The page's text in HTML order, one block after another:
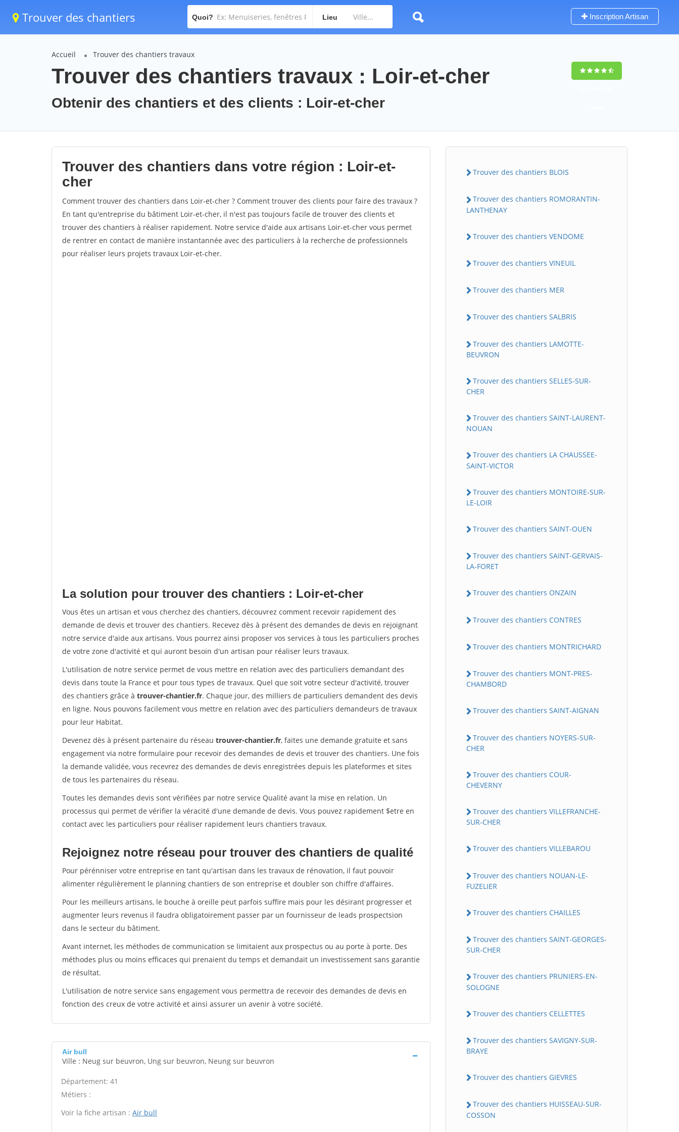
Trouver des chantiers Quoi? Lieu Inscription Artisan
Accueil Trouver des chantiers travaux
Trouver des chantiers travaux : Loir-et-cher
Obtenir des chantiers et des clients : Loir-et-cher
Trouver des chantiers dans votre région : Loir-et-
cher
Comment trouver des chantiers dans Loir-et-cher ? Comment trouver des clients pour faire des travaux ?
En tant qu'entreprise du bâtiment Loir-et-cher, il n'est pas toujours facile de trouver des clients et
trouver des chantiers à réaliser rapidement. Notre service d'aide aux artisans Loir-et-cher vous permet
de rentrer en contact de manière instantannée avec des particuliers à la recherche de professionnels
pour réaliser leurs projets travaux Loir-et-cher.
La solution pour trouver des chantiers : Loir-et-cher
Vous êtes un artisan et vous cherchez des chantiers, découvrez comment recevoir rapidement des
demande de devis et trouver des chantiers. Recevez dès à présent des demandes de devis en rejoignant
notre service d'aide aux artisans. Vous pourrez ainsi proposer vos services à tous les particuliers proches
de votre zone d'activité et qui auront besoin d'un artisan pour réaliser leurs travaux.
L'utilisation de notre service permet de vous mettre en relation avec des particuliers demandant des
devis dans toute la France et pour tous types de travaux. Quel que soit votre secteur d'activité, trouver
des chantiers grâce à trouver-chantier.fr. Chaque jour, des milliers de particuliers demandent des devis
en ligne. Nous pouvons facilement vous mettre en relation avec des particuliers demandeurs de travaux
pour leur Habitat.
Devenez dès à présent partenaire du réseau trouver-chantier.fr, faites une demande gratuite et sans
engagement via notre formulaire pour recevoir des demandes de devis et trouver des chantiers. Une fois
la demande validée, vous recevrez des demandes de devis enregistrées depuis les plateformes et sites
de tous les partenaires du réseau.
Toutes les demandes devis sont vérifiées par notre service Qualité avant la mise en relation. Un
processus qui permet de vérifier la véracité d'une demande de devis. Vous pouvez rapidement $etre en
contact avec les particuliers pour réaliser rapidement leurs chantiers travaux.
Rejoignez notre réseau pour trouver des chantiers de qualité
Pour pérénniser votre entreprise en tant qu'artisan dans les travaux de rénovation, il faut pouvoir
alimenter régulièrement le planning chantiers de son entreprise et doubler son chiffre d'affaires.
Pour les meilleurs artisans, le bouche à oreille peut parfois suffire mais pour les désirant progresser et
augmenter leurs revenus il faudra obligatoirement passer par un fournisseur de leads prospectsion
dans le secteur du bâtiment.
Avant internet, les méthodes de communication se limitaient aux prospectus ou au porte à porte. Des
méthodes plus ou moins efficaces qui prenaient du temps et demandait un investissement sans garantie
de résultat.
L'utilisation de notre service sans engagement vous permettra de recevoir des demandes de devis en
fonction des creux de votre activité et ainsi assurer un avenir à votre société.
Air bull
Ville : Neug sur beuvron, Ung sur beuvron, Neung sur beuvron
Département: 41
Métiers :
Voir la fiche artisan : Air bull
Trouver des chantiers BLOIS
Trouver des chantiers ROMORANTIN-
LANTHENAY
Trouver des chantiers VENDOME
Trouver des chantiers VINEUIL
Trouver des chantiers MER
Trouver des chantiers SALBRIS
Trouver des chantiers LAMOTTE-
BEUVRON
Trouver des chantiers SELLES-SUR-
CHER
Trouver des chantiers SAINT-LAURENT-
NOUAN
Trouver des chantiers LA CHAUSSEE-
SAINT-VICTOR
Trouver des chantiers MONTOIRE-SUR-
LE-LOIR
Trouver des chantiers SAINT-OUEN
Trouver des chantiers SAINT-GERVAIS-
LA-FORET
Trouver des chantiers ONZAIN
Trouver des chantiers CONTRES
Trouver des chantiers MONTRICHARD
Trouver des chantiers MONT-PRES-
CHAMBORD
Trouver des chantiers SAINT-AIGNAN
Trouver des chantiers NOYERS-SUR-
CHER
Trouver des chantiers COUR-
CHEVERNY
Trouver des chantiers VILLEFRANCHE-
SUR-CHER
Trouver des chantiers VILLEBAROU
Trouver des chantiers NOUAN-LE-
FUZELIER
Trouver des chantiers CHAILLES
Trouver des chantiers SAINT-GEORGES-
SUR-CHER
Trouver des chantiers PRUNIERS-EN-
SOLOGNE
Trouver des chantiers CELLETTES
Trouver des chantiers SAVIGNY-SUR-
BRAYE
Trouver des chantiers GIEVRES
Trouver des chantiers HUISSEAU-SUR-
COSSON